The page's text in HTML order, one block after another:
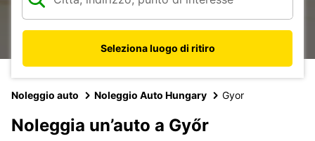
Seleziona luogo di ritiro
Noleggio auto Noleggio Auto Hungary Gyor
Noleggia un’auto a Győr